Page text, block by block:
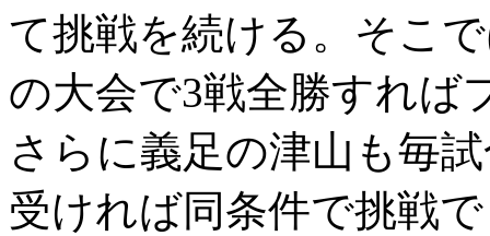
て挑戦を続ける。そこ
の大会で3戦全勝すれば
さらに義足の津山も毎
受ければ同条件で挑戦